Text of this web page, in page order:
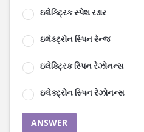
ઇલેક્ટ્રિક સ્પેશ રડાર
ઇલેક્ટ્રોન સ્પિન રેન્જ
ઇલેક્ટ્રિક સ્પિન રેઝોનન્સ
ઇલેક્ટ્રોન સ્પિન રેઝોનન્સ
ANSWER